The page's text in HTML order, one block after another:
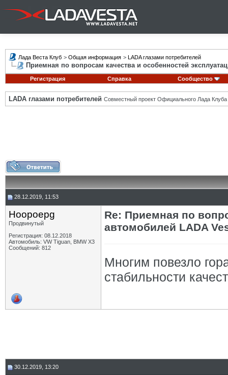
Лада Веста Клуб > Общая информация > LADA глазами потребителей
Приемная по вопросам качества и особенностей
Регистрация Справка Сообщество
LADA глазами потребителей Совместный проект Официального Лада
28.12.2019, 11:53
Hoopoepg
Продвинутый
Регистрация: 08.12.2018
Автомобиль: VW Tiguan, BMW X3
Сообщений: 812
Re: Приемная по
автомобилей LADA
Многим повезло
стабильности
30.12.2019, 13:20